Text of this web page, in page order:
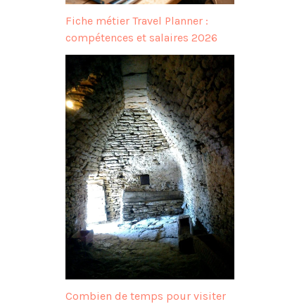
Fiche métier Travel Planner :
compétences et salaires 2026
Combien de temps pour visiter